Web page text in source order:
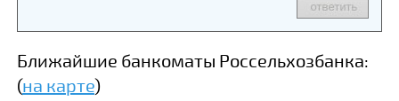
Ближайшие банкоматы Россельхозбанка:
(на карте)